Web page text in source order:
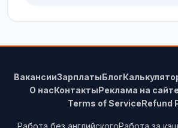
ВакансииЗарплатыБлог
О насКонтактыРеклама на сайте
Terms of ServiceRefund
Работа без английскогоРабота за кэш